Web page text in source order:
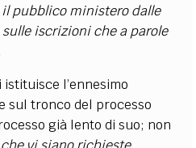
pubblico ministero dalle
iscrizioni che a parole
istituisce l’ennesimo
sul tronco del processo
già lento di suo; non